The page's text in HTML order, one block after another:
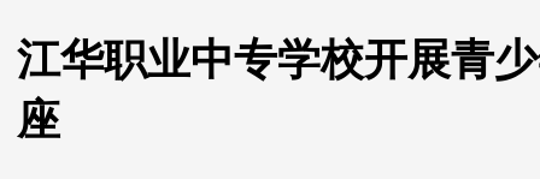
江华职业中专学校开展青
座